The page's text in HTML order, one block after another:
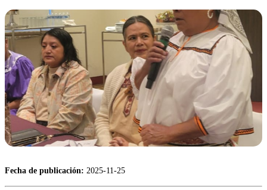
Fecha de publicación: 2025-11-25